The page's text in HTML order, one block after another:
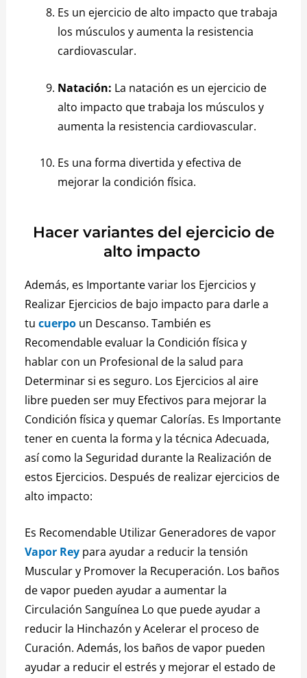
Es un ejercicio de alto impacto que trabaja
los músculos y aumenta la resistencia
cardiovascular.
Natación: La natación es un ejercicio de
alto impacto que trabaja los músculos y
aumenta la resistencia cardiovascular.
Es una forma divertida y efectiva de
mejorar la condición física.
Hacer variantes del ejercicio de
alto impacto
Además, es Importante variar los Ejercicios y
Realizar Ejercicios de bajo impacto para darle a
tucuerpo un Descanso.También es
Recomendable evaluar la Condición física y
hablar con un Profesional de la salud para
Determinar si es seguro. Los Ejercicios al aire
libre pueden ser muy Efectivos para mejorar la
Condición física y quemar Calorías. Es Importante
tener en cuenta la forma y la técnica Adecuada,
así como la Seguridad durante la Realización de
estos Ejercicios. Después de realizar ejercicios de
alto impacto:
Es Recomendable Utilizar Generadores de vapor
Vapor Rey para ayudar a reducir la tensión
Muscular y Promover la Recuperación. Los baños
de vapor pueden ayudar a aumentar la
Circulación Sanguínea Lo que puede ayudar a
reducir la Hinchazón y Acelerar el proceso de
Curación.Además, los baños de vapor pueden
ayudar a reducir el estrés y mejorar el estado de